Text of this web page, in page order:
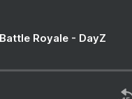
Royale - DayZ